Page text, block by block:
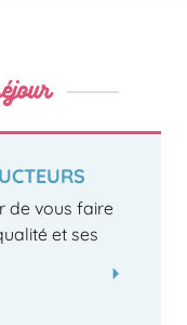
de vous faire
et ses